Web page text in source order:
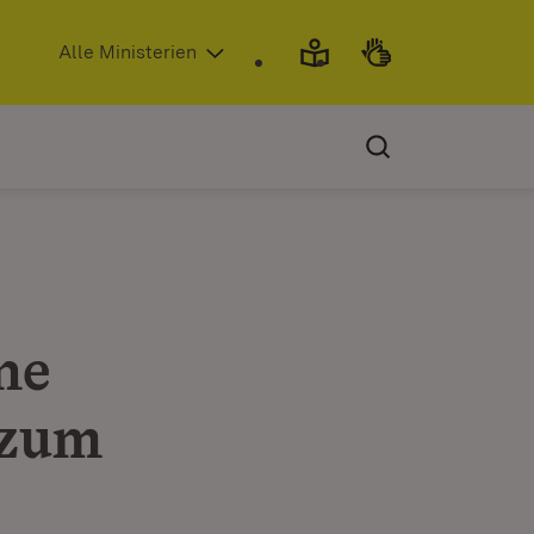
in neuem Fenster)
Alle Ministerien